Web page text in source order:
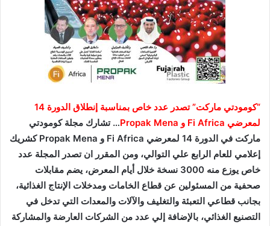
“كومودتي ماركت” تصدر عدد خاص بمناسبة إنطلاق الدورة 14
لمعرضي Fi Africa و Propak Mena
… تشارك مجلة كومودتي
ماركت في الدورة 14 لمعرضي Fi Africa و Propak Mena كشريك
إعلامي للعام الرابع علي التوالي، ومن المقرر ان تصدر المجلة عدد
خاص يوزع منه 3000 نسخة خلال أيام المعرض، يضم مقابلات
صحفية من المسئولين عن قطاع الخامات ومدخلات الإنتاج الغذائية،
بجانب قطاعي التعبئة والتغليف والآلات والمعدات التي تدخل في
التصنيع الغذائي، بالإضافة إلي عدد من الشركات العارضة والمشاركة